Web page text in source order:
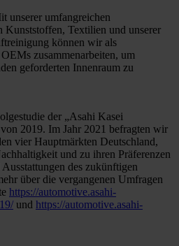
unserer umfangreichen
Kunststoffen, Textilien und unserer
können wir als
zusammenarbeiten, um
geforderten Innenraum zu
der „Asahi Kasei
2019. Im Jahr 2021 befragten wir
vier Hauptmärkten Deutschland,
und zu ihren Präferenzen
des zukünftigen
über die vergangenen Umfragen
https://automotive.asahi-
und https://automotive.asahi-